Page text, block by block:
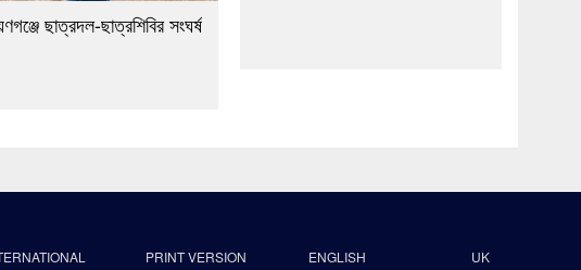
ছাত্রদল-ছাত্রশিবির সংঘর্ষ
PRINT VERSION ENGLISH UK